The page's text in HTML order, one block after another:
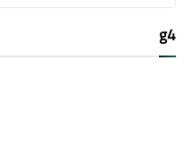
g4